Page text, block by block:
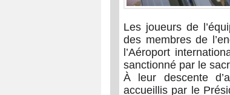
Les joueurs de
des membres de
l’Aéroport
sanctionné par le
À leur descente
accueillis par le